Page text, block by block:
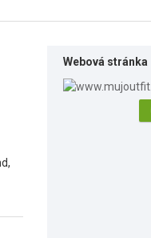
Webová stránka